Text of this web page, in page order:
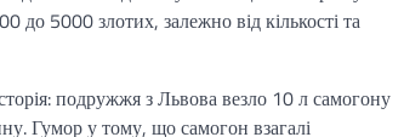
до 5000 злотих, залежно від кількості та
подружжя з Львова везло 10 л самогону
Гумор у тому, що самогон взагалі